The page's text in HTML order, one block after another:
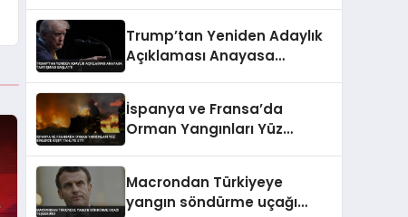
Trump’tan Yeniden Adaylık
Açıklaması Anayasa
İspanya ve Fransa’da
Orman Yangınları Yüz
Macrondan Türkiyeye
yangın söndürme uçağı